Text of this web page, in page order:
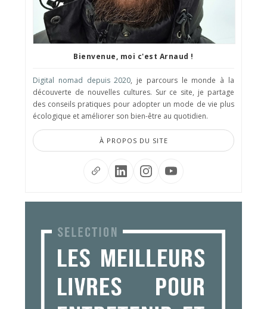
Bienvenue, moi c'est Arnaud !
Digital nomad depuis 2020, je parcours le monde à la
découverte de nouvelles cultures. Sur ce site, je partage
des conseils pratiques pour adopter un mode de vie plus
écologique et améliorer son bien-être au quotidien.
À PROPOS DU SITE